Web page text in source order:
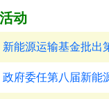
动
新能源运输基金批出
政府委任第八届新能